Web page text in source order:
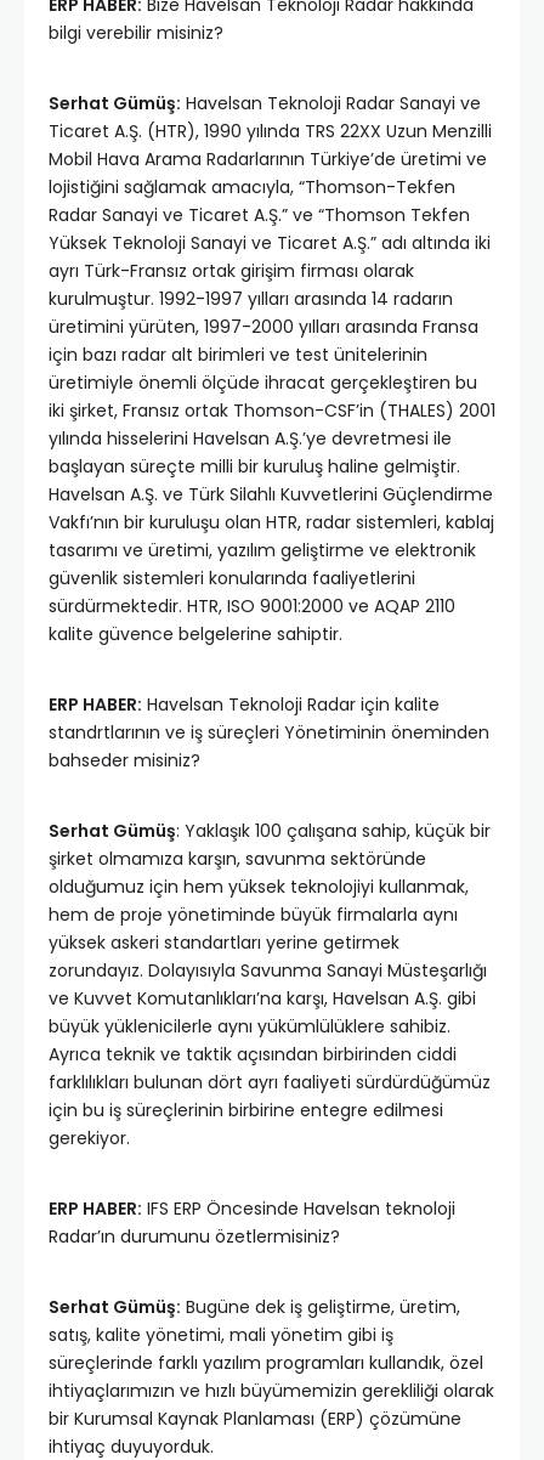
bilgi verebilir misiniz?
Serhat Gümüş: Havelsan Teknoloji Radar Sanayi ve
Ticaret A.Ş. (HTR), 1990 yılında TRS 22XX Uzun Menzilli
Mobil Hava Arama Radarlarının Türkiye’de üretimi ve
lojistiğini sağlamak amacıyla, “Thomson-Tekfen
Radar Sanayi ve Ticaret A.Ş.” ve “Thomson Tekfen
Yüksek Teknoloji Sanayi ve Ticaret A.Ş.” adı altında iki
ayrı Türk-Fransız ortak girişim firması olarak
kurulmuştur. 1992-1997 yılları arasında 14 radarın
üretimini yürüten, 1997-2000 yılları arasında Fransa
için bazı radar alt birimleri ve test ünitelerinin
üretimiyle önemli ölçüde ihracat gerçekleştiren bu
iki şirket, Fransız ortak Thomson-CSF’in (THALES) 2001
yılında hisselerini Havelsan A.Ş.’ye devretmesi ile
başlayan süreçte milli bir kuruluş haline gelmiştir.
Havelsan A.Ş. ve Türk Silahlı Kuvvetlerini Güçlendirme
Vakfı’nın bir kuruluşu olan HTR, radar sistemleri, kablaj
tasarımı ve üretimi, yazılım geliştirme ve elektronik
güvenlik sistemleri konularında faaliyetlerini
sürdürmektedir. HTR, ISO 9001:2000 ve AQAP 2110
kalite güvence belgelerine sahiptir.
ERP HABER: Havelsan Teknoloji Radar için kalite
standrtlarının ve iş süreçleri Yönetiminin öneminden
bahseder misiniz?
Serhat Gümüş: Yaklaşık 100 çalışana sahip, küçük bir
şirket olmamıza karşın, savunma sektöründe
olduğumuz için hem yüksek teknolojiyi kullanmak,
hem de proje yönetiminde büyük firmalarla aynı
yüksek askeri standartları yerine getirmek
zorundayız. Dolayısıyla Savunma Sanayi Müsteşarlığı
ve Kuvvet Komutanlıkları’na karşı, Havelsan A.Ş. gibi
büyük yüklenicilerle aynı yükümlülüklere sahibiz.
Ayrıca teknik ve taktik açısından birbirinden ciddi
farklılıkları bulunan dört ayrı faaliyeti sürdürdüğümüz
için bu iş süreçlerinin birbirine entegre edilmesi
gerekiyor.
ERP HABER: IFS ERP Öncesinde Havelsan teknoloji
Radar’ın durumunu özetlermisiniz?
Serhat Gümüş: Bugüne dek iş geliştirme, üretim,
satış, kalite yönetimi, mali yönetim gibi iş
süreçlerinde farklı yazılım programları kullandık, özel
ihtiyaçlarımızın ve hızlı büyümemizin gerekliliği olarak
bir Kurumsal Kaynak Planlaması (ERP) çözümüne
ihtiyaç duyuyorduk.